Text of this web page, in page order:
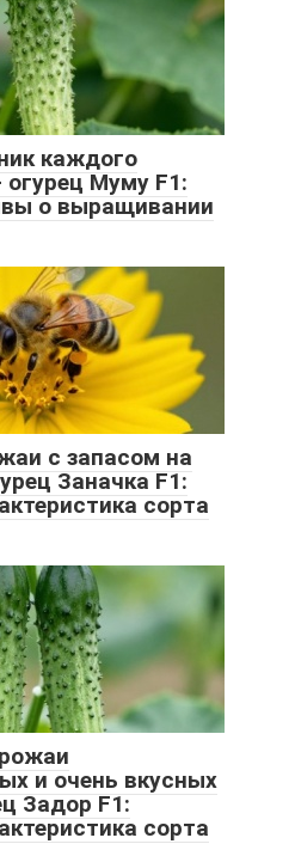
каждого
Муму F1:
о выращивании
с запасом на
Заначка F1:
сорта
и очень вкусных
Задор F1:
сорта